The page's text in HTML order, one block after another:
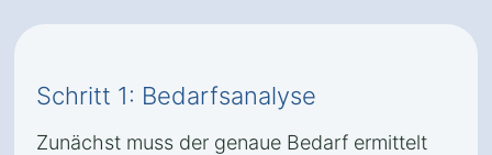
Schritt 1: Bedarfsanalyse
Zunächst muss der genaue Bedarf ermittelt